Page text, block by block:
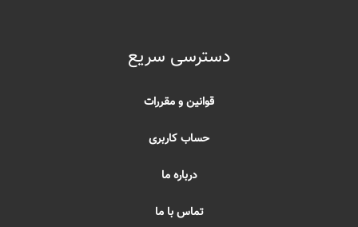
دسترسی سریع
قوانین و مقررات
حساب کاربری
درباره ما
تماس با ما